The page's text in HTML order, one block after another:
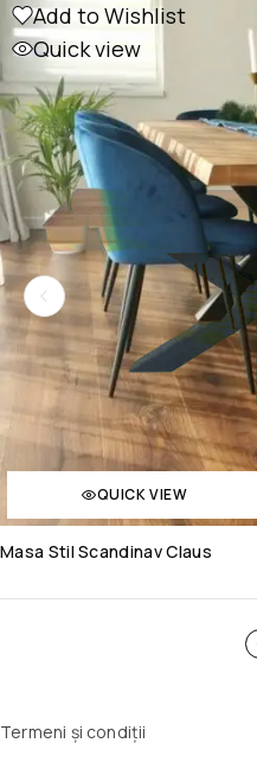
Add to Wishlist
Quick view
QUICK VIEW
Masa Stil Scandinav Claus
Termeni și condiții